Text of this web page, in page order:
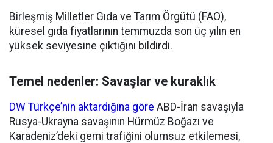
Birleşmiş Milletler Gıda ve Tarım Örgütü (FAO),
küresel gıda fiyatlarının temmuzda son üç yılın en
yüksek seviyesine çıktığını bildirdi.
Temel nedenler: Savaşlar ve kuraklık
DW Türkçe’nin aktardığına göre ABD-İran savaşıyla
Rusya-Ukrayna savaşının Hürmüz Boğazı ve
Karadeniz’deki gemi trafiğini olumsuz etkilemesi,